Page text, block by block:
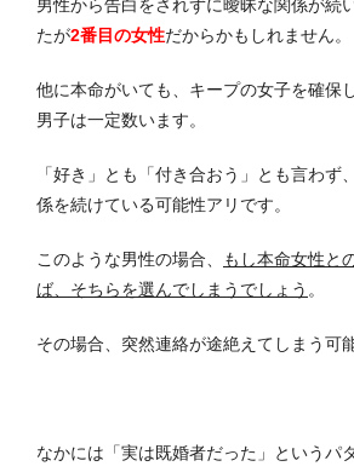
男性から告白をされずに曖昧な関係が続
たが2番目の女性だからかもしれません。
他に本命がいても、キープの女子を確保
男子は一定数います。
「好き」とも「付き合おう」とも言わず
係を続けている可能性アリです。
このような男性の場合、
もし本命女性と
ば、そちらを選んでしまうでしょう 。
その場合、突然連絡が途絶えてしまう可
なかには「実は既婚者だった」というパ